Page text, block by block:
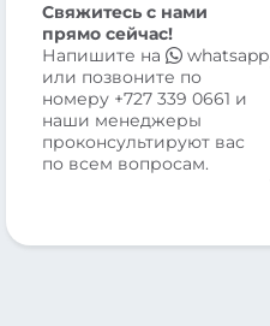
Свяжитесь с нами
прямо сейчас!
Напишите на
whatsapp
или позвоните по
номеру +727 339 0661 и
наши менеджеры
проконсультируют вас
по всем вопросам.